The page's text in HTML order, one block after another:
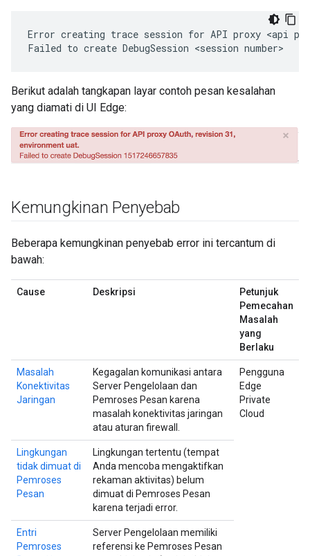
Error creating trace session for API proxy <api
Berikut adalah tangkapan layar contoh pesan kesalahan
yang diamati di UI Edge:
Kemungkinan Penyebab
Beberapa kemungkinan penyebab error ini tercantum di
bawah:
Cause Deskripsi
Petunjuk
Pemecahan
Masalah
yang
Berlaku
Masalah
Konektivitas
Jaringan
Kegagalan komunikasi antara
Server Pengelolaan dan
Pemroses Pesan karena
masalah konektivitas jaringan
atau aturan firewall.
Pengguna
Edge
Private
Cloud
Lingkungan
tidak dimuat di
Pemroses
Pesan
Lingkungan tertentu (tempat
Anda mencoba mengaktifkan
rekaman aktivitas) belum
dimuat di Pemroses Pesan
karena terjadi error.
Entri
Pemroses
Server Pengelolaan memiliki
referensi ke Pemroses Pesan